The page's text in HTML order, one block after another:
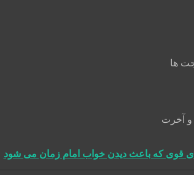
قوی که باعث دیدن خواب امام زمان می شود